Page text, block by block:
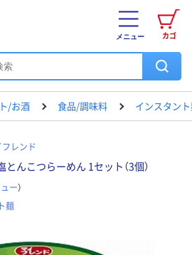
カゴ
メニュー
/お酒 食品/調味料 インスタン
フレンド
んこつらーめん 1セット（3個）
ー）
麺